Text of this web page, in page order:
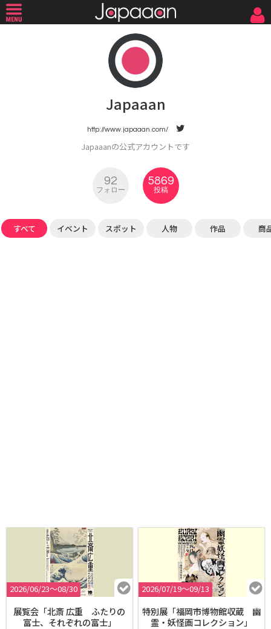
Japaaan
http://www.japaaan.com/
Japaaanの公式アカウントです
92
フォロー
5869
投稿
すべて イベント スポット 人物 作品 商
2026/06/23〜08/30
展覧会「北斎 広重 ふたりの
富士、それぞれの富士」
2026/07/19〜09/13
特別展「福岡市博物館収蔵 幽
霊・妖怪画コレクション」